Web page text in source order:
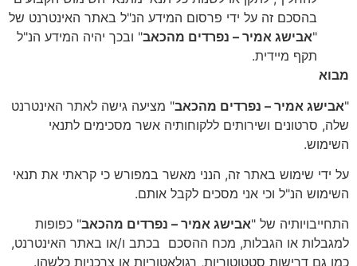
בהסכם זה על ידי פרסום המידע הנ"ל באתר האינטרנט של
"אבישג אמיר – נפרדים מהכאב" ובכך יהיה המידע הנ"ל
תקף מיידית.
מבוא
"אבישג אמיר – נפרדים מהכאב" מציעה גישה לאתר האינטרנט
שלה, סרטונים ושירותים ללקוחותיה אשר מסכימים לתנאי
השימוש.
על ידי שימוש באתר זה, הנני מאשר במפורש כי קראתי את תנאי
השימוש הנ"ל וכי אני מסכים לקבל אותם.
התחייבויותיה של "אבישג אמיר – נפרדים מהכאב" כפופות
למגבלות או הגבלות, מכח ההסכם בכתב ו/או באתר האינטרנט,
כמו גם דרישות סטטוטוריות, רגולאטוריות או צרכניות כלשהן.